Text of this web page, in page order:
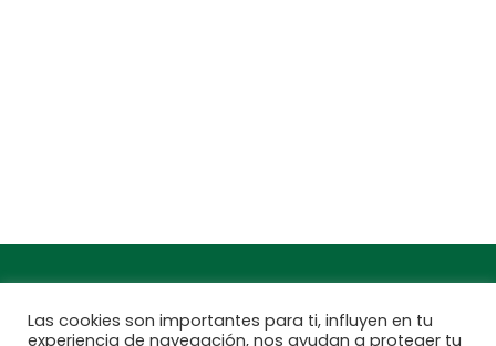
Las cookies son importantes para ti, influyen en tu
experiencia de navegación, nos ayudan a proteger tu